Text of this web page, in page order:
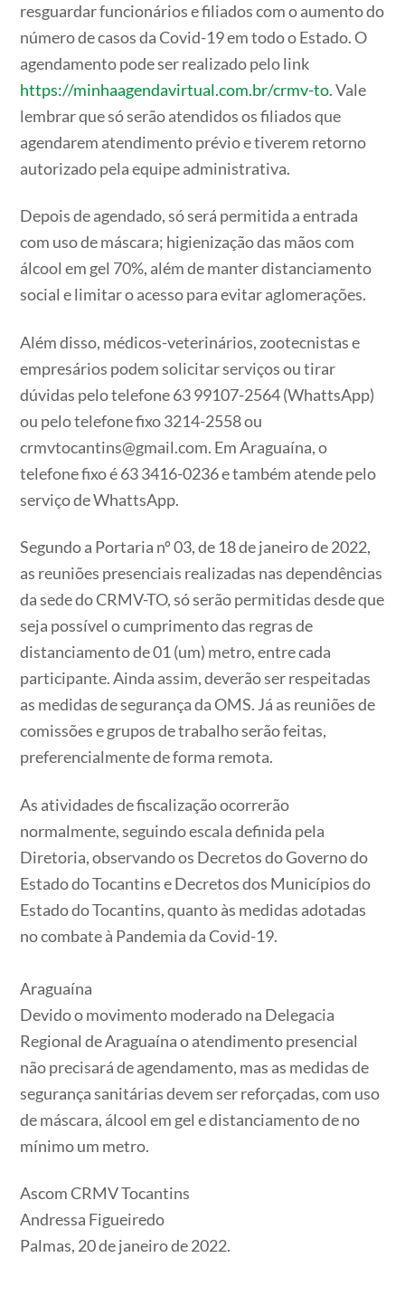
resguardar funcionários e filiados com o aumento do
número de casos da Covid-19 em todo o Estado. O
agendamento pode ser realizado pelo link
https://minhaagendavirtual.com.br/crmv-to. Vale
lembrar que só serão atendidos os filiados que
agendarem atendimento prévio e tiverem retorno
autorizado pela equipe administrativa.
Depois de agendado, só será permitida a entrada
com uso de máscara; higienização das mãos com
álcool em gel 70%, além de manter distanciamento
social e limitar o acesso para evitar aglomerações.
Além disso, médicos-veterinários, zootecnistas e
empresários podem solicitar serviços ou tirar
dúvidas pelo telefone 63 99107-2564 (WhattsApp)
ou pelo telefone fixo 3214-2558 ou
crmvtocantins@gmail.com. Em Araguaína, o
telefone fixo é 63 3416-0236 e também atende pelo
serviço de WhattsApp.
Segundo a Portaria nº 03, de 18 de janeiro de 2022,
as reuniões presenciais realizadas nas dependências
da sede do CRMV-TO, só serão permitidas desde que
seja possível o cumprimento das regras de
distanciamento de 01 (um) metro, entre cada
participante. Ainda assim, deverão ser respeitadas
as medidas de segurança da OMS. Já as reuniões de
comissões e grupos de trabalho serão feitas,
preferencialmente de forma remota.
As atividades de fiscalização ocorrerão
normalmente, seguindo escala definida pela
Diretoria, observando os Decretos do Governo do
Estado do Tocantins e Decretos dos Municípios do
Estado do Tocantins, quanto às medidas adotadas
no combate à Pandemia da Covid-19.
Araguaína
Devido o movimento moderado na Delegacia
Regional de Araguaína o atendimento presencial
não precisará de agendamento, mas as medidas de
segurança sanitárias devem ser reforçadas, com uso
de máscara, álcool em gel e distanciamento de no
mínimo um metro.
Ascom CRMV Tocantins
Andressa Figueiredo
Palmas, 20 de janeiro de 2022.